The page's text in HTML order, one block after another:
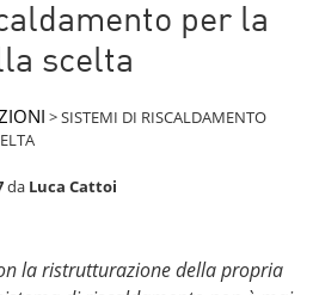
per la
scelta
>SISTEMI DI RISCALDAMENTO
da Luca Cattoi
la ristrutturazione della propria